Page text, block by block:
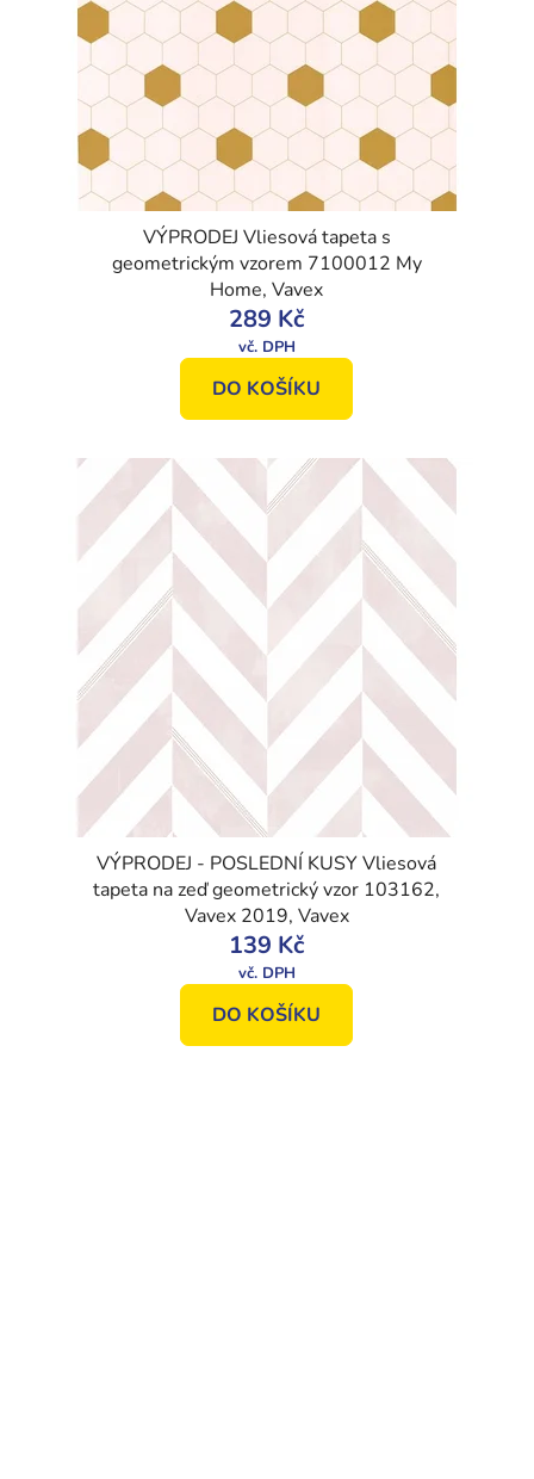
VÝPRODEJ Vliesová tapeta s
geometrickým vzorem 7100012 My
Home, Vavex
289 Kč
DO KOŠÍKU
VÝPRODEJ - POSLEDNÍ KUSY Vliesová
tapeta na zeď geometrický vzor 103162,
Vavex 2019, Vavex
139 Kč
DO KOŠÍKU